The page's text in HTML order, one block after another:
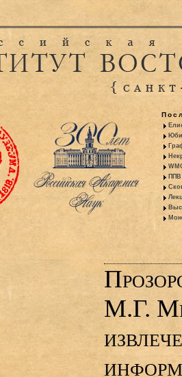
ППВ
М.Г.